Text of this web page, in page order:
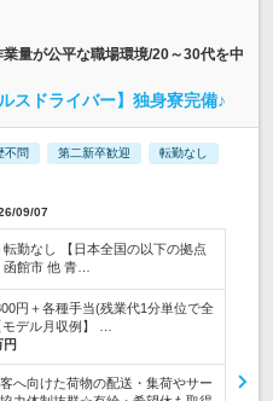
量が公平な職場環境/20～30代を中
スドライバー】独身寮完備♪
不問 第二新卒歓迎 転勤なし
09/07
勤なし 【日本全国の以下の拠点
館市 他 青…
円＋各種手当(残業代1分単位で全
デル月収例】 …
へ向けた荷物の配送・集荷やサー